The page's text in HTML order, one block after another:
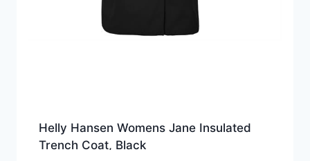
Helly Hansen Womens Jane Insulated
Trench Coat, Black